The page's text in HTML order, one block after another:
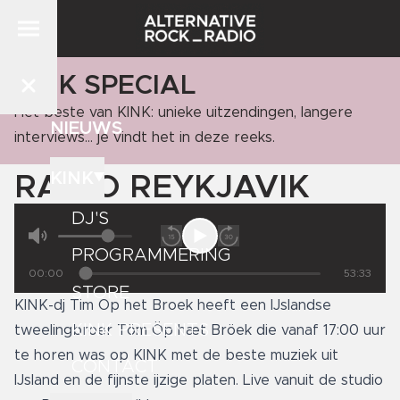
NIEUWS
DJ'S
PROGRAMMERING
STORE
KINK PRESENTS
CONTACT
KINK SPECIAL
Het beste van KINK: unieke uitzendingen, langere
interviews... je vindt het in deze reeks.
RADIO REYKJAVIK
00:00 53:33
KINK-dj Tim Op het Broek heeft een IJslandse
tweelingbroer Töm Öp hæt Bröek die vanaf 17:00 uur
te horen was op KINK met de beste muziek uit
IJsland en de fijnste ijzige platen. Live vanuit de studio